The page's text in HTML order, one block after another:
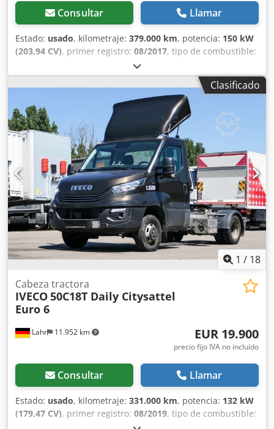
Consultar Llamar
Estado: usado, kilometraje: 379.000 km, potencia: 150 kW
(203,94 CV), primer registro: 08/2017, tipo de combustible:
, configuración de ejes:
color:marrón, tipo de engranaje:automático, clase de
emisión:Euro 6, Equipamiento:ABS, aire acondicionado,
IVECO 50C21T Daily City, plataforma Euro 6 Para consultas:
0626541 * Estado: muy bueno * Motor: 150 kW * Peso:
2.375 kg * Norma Euro: Euro 6 * ABS * EBS * Bloqueo del
diferencial * Elevalunas eléctricos (conductor/pasajero) *
Espejos eléctricos, calefactados y ajustables * Climatizador
automático * Ordenador de a bordo Cjdpfxezgplyo Ap Esrf
* Volante multifunción * Radio (Bluetooth) * Parasol
transparente * Faros antiniebla * Deflector completo
Neumáticos: Delantero: 195/75 R 16, 35% Trasero: 195/75 R
16, suspensión neumática / 35% ----Precio: 16.900 EUR + 19
% de IVA Para más información, puede contactarnos en los
siguientes números de teléfono: * Idiomas que hablamos:
alemán, inglés, francés, polaco y...? Salvo errores
tipográficos, errores u omisiones, y sujeto a venta previa.
Clasificado
1 / 18
Lahr 11.952 km
Cabeza tractora
IVECO50C18T Daily Citysattel
Euro 6
EUR 19.900
precio fijo IVA no incluído
Consultar Llamar
Estado: usado, kilometraje: 331.000 km, potencia: 132 kW
(179,47 CV), primer registro: 08/2019, tipo de combustible:
, configuración de ejes: